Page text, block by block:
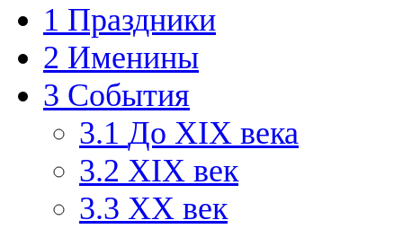
1 Праздники
2 Именины
3 События
3.1 До XIX века
3.2 XIX век
3.3 XX век